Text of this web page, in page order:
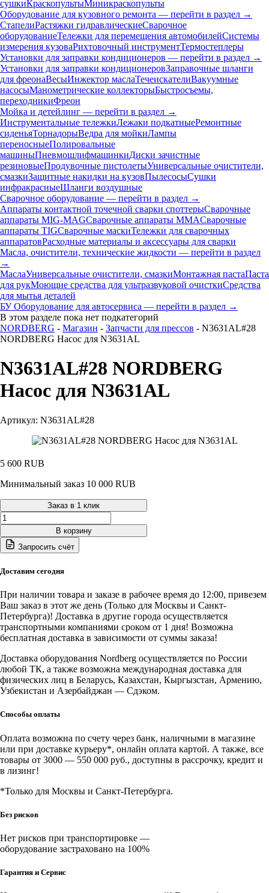
сушкиКраскопультыМиникраскопульты
Оборудование для кузовного ремонта — перейти в раздел →
СтапелиРастяжки гидравлическиеСварочное
оборудованиеТележки для перемещения автомобилейСистемы
измерения кузоваРихтовочный инструментТермостеплеры
Установки для заправки кондиционеров — перейти в раздел →
Установки для заправки кондиционеровЗаправочные шланги
для фреонаВесыИнжектор маслаТечеискателиВакуумные
насосыМанометрические коллекторыБыстросъемы,
переходникиФреон
Мойка и детейлинг — перейти в раздел →
Инструментальные тележкиЛежаки подкатныеРемонтные
сиденьяТорнадорыВедра для мойкиЛампы
переносныеПолировальные
машиныПневмошлифмашинкиДиски зачистные
резиновыеПродувочные пистолетыУниверсальные очистители,
смазкиЗащитные накидки на кузовПылесосыСушки
инфракрасныеШланги воздушные
Сварочное оборудование — перейти в раздел →
Аппараты контактной точечной сварки cпоттерыСварочные
аппараты MIG-MAGСварочные аппараты MMAСварочные
аппараты TIGСварочные маскиТележки для сварочных
аппаратовРасходные материалы и аксессуары для сварки
Масла, очистители, технические жидкости — перейти в раздел
→
МаслаУниверсальные очистители, смазкиМонтажная пастаПаста
для рукМоющие средства для ультразвуковой очисткиСредства
для мытья деталей
БУ Оборудование для автосервиса — перейти в раздел →
В этом разделе пока нет подкатегорий
NORDBERG - Магазин - Запчасти для прессов - N3631AL#28
NORDBERG Насос для N3631AL
N3631AL#28 NORDBERG
Насос для N3631AL
Артикул: N3631AL#28
5 600 RUB
Минимальный заказ 10 000 RUB
Заказ в 1 клик
Количество
товара
N3631AL#28
NORDBERG
для
В корзину
Запросить счёт
Доставим сегодня
При наличии товара и заказе в рабочее время до 12:00, привезем
Ваш заказ в этот же день (Только для Москвы и Санкт-
Петербурга)! Доставка в другие города осуществляется
транспортными компаниями сроком от 1 дня! Возможна
бесплатная доставка в зависимости от суммы заказа!
Доставка оборудования Nordberg осуществляется по России
любой ТК, а также возможна международная доставка для
физических лиц в Беларусь, Казахстан, Кыргызстан, Армению,
Узбекистан и Азербайджан — Сдэком.
Способы оплаты
Оплата возможна по счету через банк, наличными в магазине
или при доставке курьеру*, онлайн оплата картой. А также, все
товары от 3000 — 550 000 руб., доступны в рассрочку, кредит и
в лизинг!
*Только для Москвы и Санкт-Петербурга.
Без рисков
Нет рисков при транспортировке —
оборудование застраховано на 100%
Гарантия и Сервис